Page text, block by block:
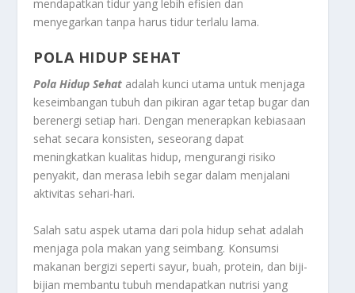
mendapatkan tidur yang lebih efisien dan
menyegarkan tanpa harus tidur terlalu lama.
POLA HIDUP SEHAT
Pola Hidup Sehat adalah kunci utama untuk menjaga
keseimbangan tubuh dan pikiran agar tetap bugar dan
berenergi setiap hari. Dengan menerapkan kebiasaan
sehat secara konsisten, seseorang dapat
meningkatkan kualitas hidup, mengurangi risiko
penyakit, dan merasa lebih segar dalam menjalani
aktivitas sehari-hari.
Salah satu aspek utama dari pola hidup sehat adalah
menjaga pola makan yang seimbang. Konsumsi
makanan bergizi seperti sayur, buah, protein, dan biji-
bijian membantu tubuh mendapatkan nutrisi yang